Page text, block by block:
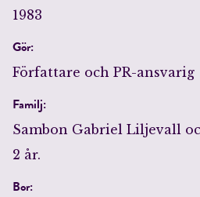
1983
Gör:
Författare och PR-ansvarig
Familj:
Sambon Gabriel Liljevall
2 år.
Bor: